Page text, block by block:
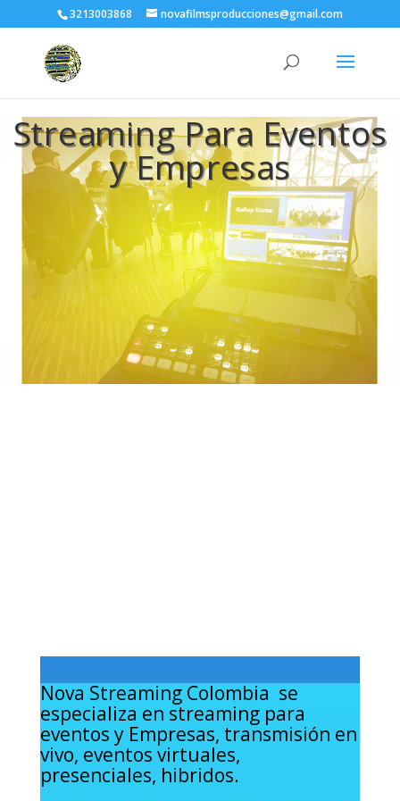
3213003868 novafilmsproducciones@gmail.com
Streaming Para Eventos
y Empresas
Nova Streaming Colombia se
especializa en streaming para
eventos y Empresas, transmisión en
vivo, eventos virtuales,
presenciales, hibridos.